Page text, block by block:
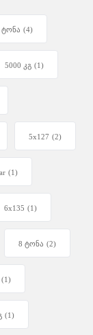
ტონა (4)
5000 კგ (1)
5x127 (2)
(1)
6x135 (1)
8 ტონა (2)
(1)
(1)